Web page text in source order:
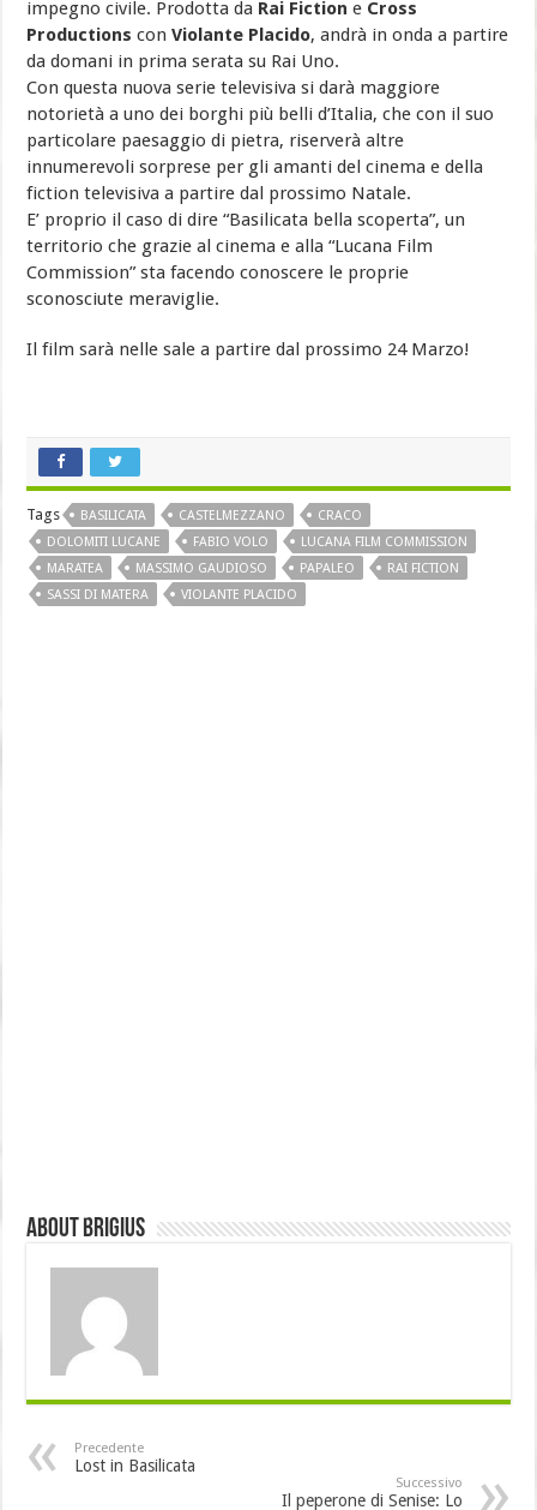
impegno civile. Prodotta da Rai Fiction e Cross
Productions conViolante Placido, andrà in onda a partire
da domani in prima serata su Rai Uno.
Con questa nuova serie televisiva si darà maggiore
notorietà a uno dei borghi più belli d’Italia, che con il suo
particolare paesaggio di pietra, riserverà altre
innumerevoli sorprese per gli amanti del cinema e della
fiction televisiva a partire dal prossimo Natale.
E’ proprio il caso di dire “Basilicata bella scoperta”, un
territorio che grazie al cinema e alla “Lucana Film
Commission” sta facendo conoscere le proprie
sconosciute meraviglie.
Il film sarà nelle sale a partire dal prossimo 24 Marzo!
Tags BASILICATA CASTELMEZZANO
CRACO
DOLOMITI LUCANE
FABIO VOLO
LUCANA FILM COMMISSION
MARATEA
MASSIMO GAUDIOSO PAPALEO
RAI FICTION
SASSI DI MATERA
VIOLANTE PLACIDO
About brigius
Precedente
Lost in Basilicata
Successivo
Il peperone di Senise: Lo